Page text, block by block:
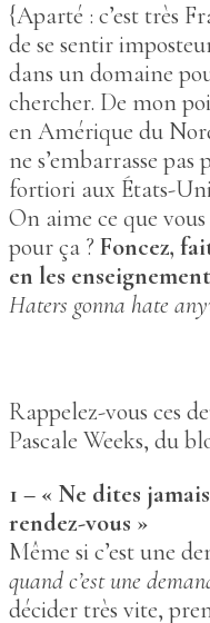
{Aparté : c’est très
de se sentir
dans un domaine
chercher. De mon
en Amérique du
ne s’embarrasse pas
fortiori aux États-
On aime ce que
pour ça ? Foncez,
en les
Haters gonna hate
Rappelez-vous ces
Pascale Weeks, du
1 – « Ne dites
rendez-vous »
Même si c’est une
quand c’est une
décider très vite,